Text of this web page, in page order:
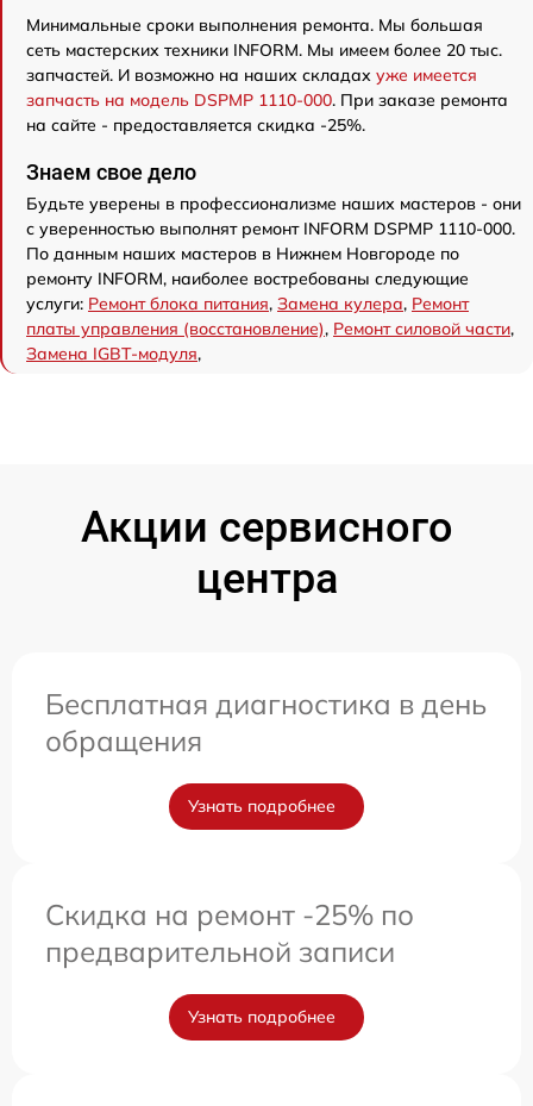
Минимальные сроки выполнения ремонта. Мы большая
сеть мастерских техники INFORM. Мы имеем более 20 тыс.
запчастей. И возможно на наших складах уже имеется
запчасть на модель DSPMP 1110-000. При заказе ремонта
на сайте - предоставляется скидка -25%.
Знаем свое дело
Будьте уверены в профессионализме наших мастеров - они
с уверенностью выполнят ремонт INFORM DSPMP 1110-000.
По данным наших мастеров в Нижнем Новгороде по
ремонту INFORM, наиболее востребованы следующие
услуги: Ремонт блока питания, Замена кулера, Ремонт
платы управления (восстановление), Ремонт силовой части,
Замена IGBT-модуля,
Акции сервисного
центра
Бесплатная диагностика в день
обращения
Узнать подробнее
Скидка на ремонт -25% по
предварительной записи
Узнать подробнее